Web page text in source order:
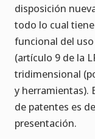
disposición
todo lo cual
funcional del
(artículo 9 de la
tridimensional
y herramientas).
de patentes es
presentación.